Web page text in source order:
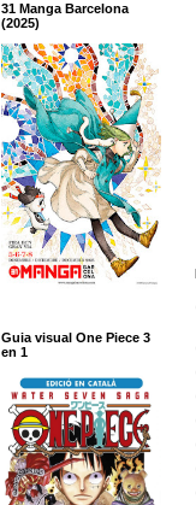
31 Manga Barcelona
(2025)
Guia visual One Piece 3
en 1